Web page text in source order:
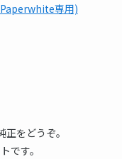
専用)
をどうぞ。
です。